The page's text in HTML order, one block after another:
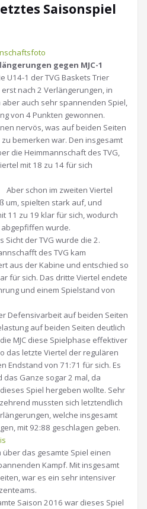
Saisonspiel
gegen MJC-1
U14-1 der TVG Baskets Trier
erst nach 2 Verlängerungen, in
auch sehr spannenden Spiel,
von 4 Punkten gewonnen.
nervös, was auf beiden Seiten
bemerken war. Den insgesamt
die Heimmannschaft des TVG,
mit 18 zu 14 für sich
Aber schon im zweiten Viertel
um, spielten stark auf, und
11 zu 19 klar für sich, wodurch
wurde.
Sicht der TVG wurde die 2.
des TVG kam
aus der Kabine und entschied so
für sich. Das dritte Viertel endete
und einem Spielstand von
Defensivarbeit auf beiden Seiten
auf beiden Seiten deutlich
MJC diese Spielphase effektiver
das letzte Viertel der regulären
Endstand von 71:71 für sich. Es
das Ganze sogar 2 mal, da
Spiel hergeben wollte. Sehr
mussten sich letztendlich
welche insgesamt
mit 92:88 geschlagen geben.
das gesamte Spiel einen
Kampf. Mit insgesamt
war es ein sehr intensiver
Saison 2016 war dieses Spiel